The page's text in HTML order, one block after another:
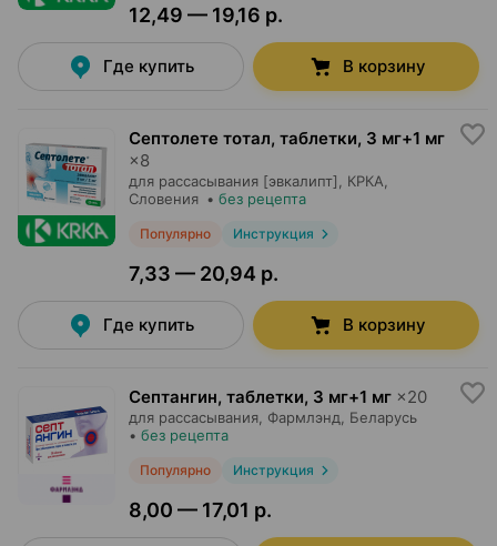
12,49 — 19,16 р.
Где купить В корзину
Септолете тотал, таблетки, 3 мг+1 мг
×8
для рассасывания [эвкалипт], КРКА
Словения • без рецепта
Популярно Инструкция
7,33 — 20,94 р.
Где купить В корзину
Септангин, таблетки, 3 мг+1 мг ×20
для рассасывания, Фармлэнд , Беларусь
• без рецепта
Популярно Инструкция
8,00 — 17,01 р.